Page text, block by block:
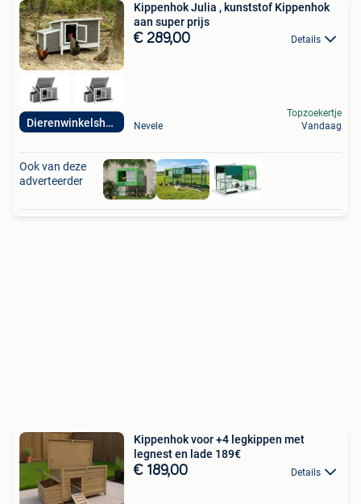
Dierenwinkelshop
Kippenhok Julia , kunststof Kippenhok
aan super prijs
€ 289,00 Details
Nevele
Topzoekertje
Vandaag
Ook van deze
adverteerder
Kippenhok voor +4 legkippen met
legnest en lade 189€
€ 189,00 Details